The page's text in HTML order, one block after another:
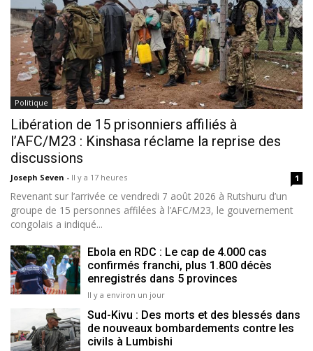
Politique
Libération de 15 prisonniers affiliés à
l’AFC/M23 : Kinshasa réclame la reprise des
discussions
Joseph Seven - Il y a 17 heures 1
Revenant sur l’arrivée ce vendredi 7 août 2026 à Rutshuru d’un
groupe de 15 personnes affilées à l’AFC/M23, le gouvernement
congolais a indiqué...
Ebola en RDC : Le cap de 4.000 cas
confirmés franchi, plus 1.800 décès
enregistrés dans 5 provinces
Il y a environ un jour
Sud-Kivu : Des morts et des blessés dans
de nouveaux bombardements contre les
civils à Lumbishi